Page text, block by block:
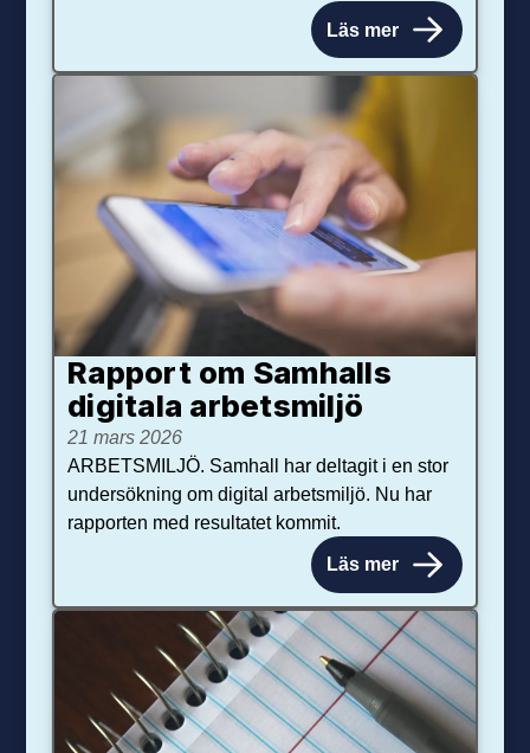
Läs mer
Rapport om Samhalls
digitala arbetsmiljö
21 mars 2026
ARBETSMILJÖ. Samhall har deltagit i en stor
undersökning om digital arbetsmiljö. Nu har
rapporten med resultatet kommit.
Läs mer